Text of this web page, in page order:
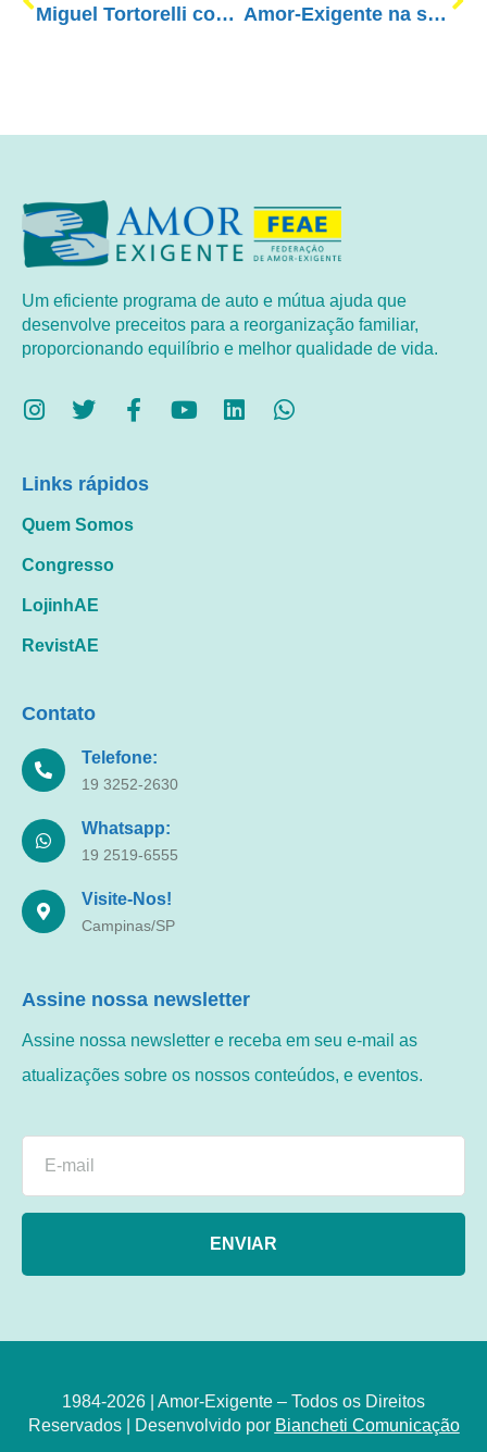
Miguel Tortorelli convida para o Curso Nacional de Cônjuges e Sobriedade Amor-Exigente na semana da Prevenção dos Patrulheiros de Campinas
Um eficiente programa de auto e mútua ajuda que
desenvolve preceitos para a reorganização familiar,
proporcionando equilíbrio e melhor qualidade de vida.
Links rápidos
Quem Somos
Congresso
LojinhAE
RevistAE
Contato
Telefone:
19 3252-2630
Whatsapp:
19 2519-6555
Visite-Nos!
Campinas/SP
Assine nossa newsletter
Assine nossa newsletter e receba em seu e-mail as
atualizações sobre os nossos conteúdos, e eventos.
ENVIAR
1984-2026 | Amor-Exigente – Todos os Direitos
Reservados | Desenvolvido por Biancheti Comunicação